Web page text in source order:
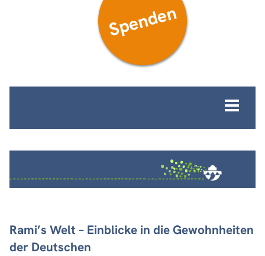
Spenden
Rami’s Welt – Einblicke in die Gewohnheiten
der Deutschen